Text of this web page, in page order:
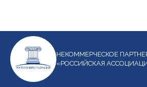
НЕКОММЕРЧЕСКОЕ
«РОССИЙСКАЯ